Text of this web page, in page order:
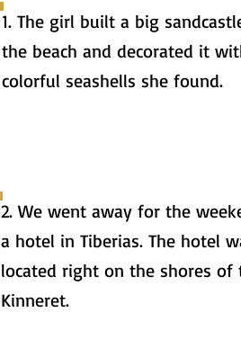
1. The girl built a big
the beach and decorated it
colorful seashells she found.
2. We went away for the
a hotel in Tiberias. The hotel
located right on the shores of
Kinneret.